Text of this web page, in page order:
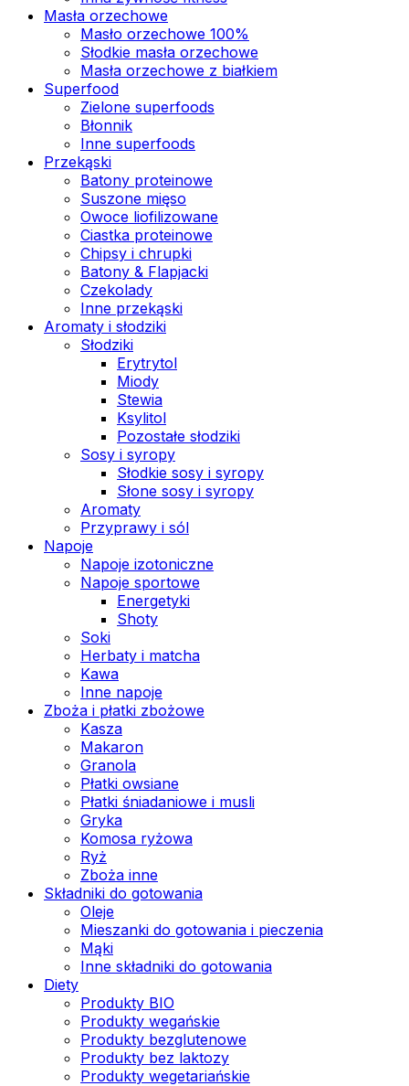
Masła orzechowe
Masło orzechowe 100%
Słodkie masła orzechowe
Masła orzechowe z białkiem
Superfood
Zielone superfoods
Błonnik
Inne superfoods
Przekąski
Batony proteinowe
Suszone mięso
Owoce liofilizowane
Ciastka proteinowe
Chipsy i chrupki
Batony & Flapjacki
Czekolady
Inne przekąski
Aromaty i słodziki
Słodziki
Erytrytol
Miody
Stewia
Ksylitol
Pozostałe słodziki
Sosy i syropy
Słodkie sosy i syropy
Słone sosy i syropy
Aromaty
Przyprawy i sól
Napoje
Napoje izotoniczne
Napoje sportowe
Energetyki
Shoty
Soki
Herbaty i matcha
Kawa
Inne napoje
Zboża i płatki zbożowe
Kasza
Makaron
Granola
Płatki owsiane
Płatki śniadaniowe i musli
Gryka
Komosa ryżowa
Ryż
Zboża inne
Składniki do gotowania
Oleje
Mieszanki do gotowania i pieczenia
Mąki
Inne składniki do gotowania
Diety
Produkty BIO
Produkty wegańskie
Produkty bezglutenowe
Produkty bez laktozy
Produkty wegetariańskie